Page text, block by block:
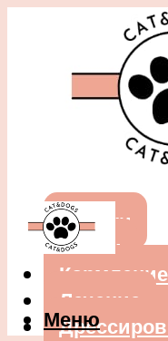
Собаки
Кошки
Кормление
Лечение
Меню